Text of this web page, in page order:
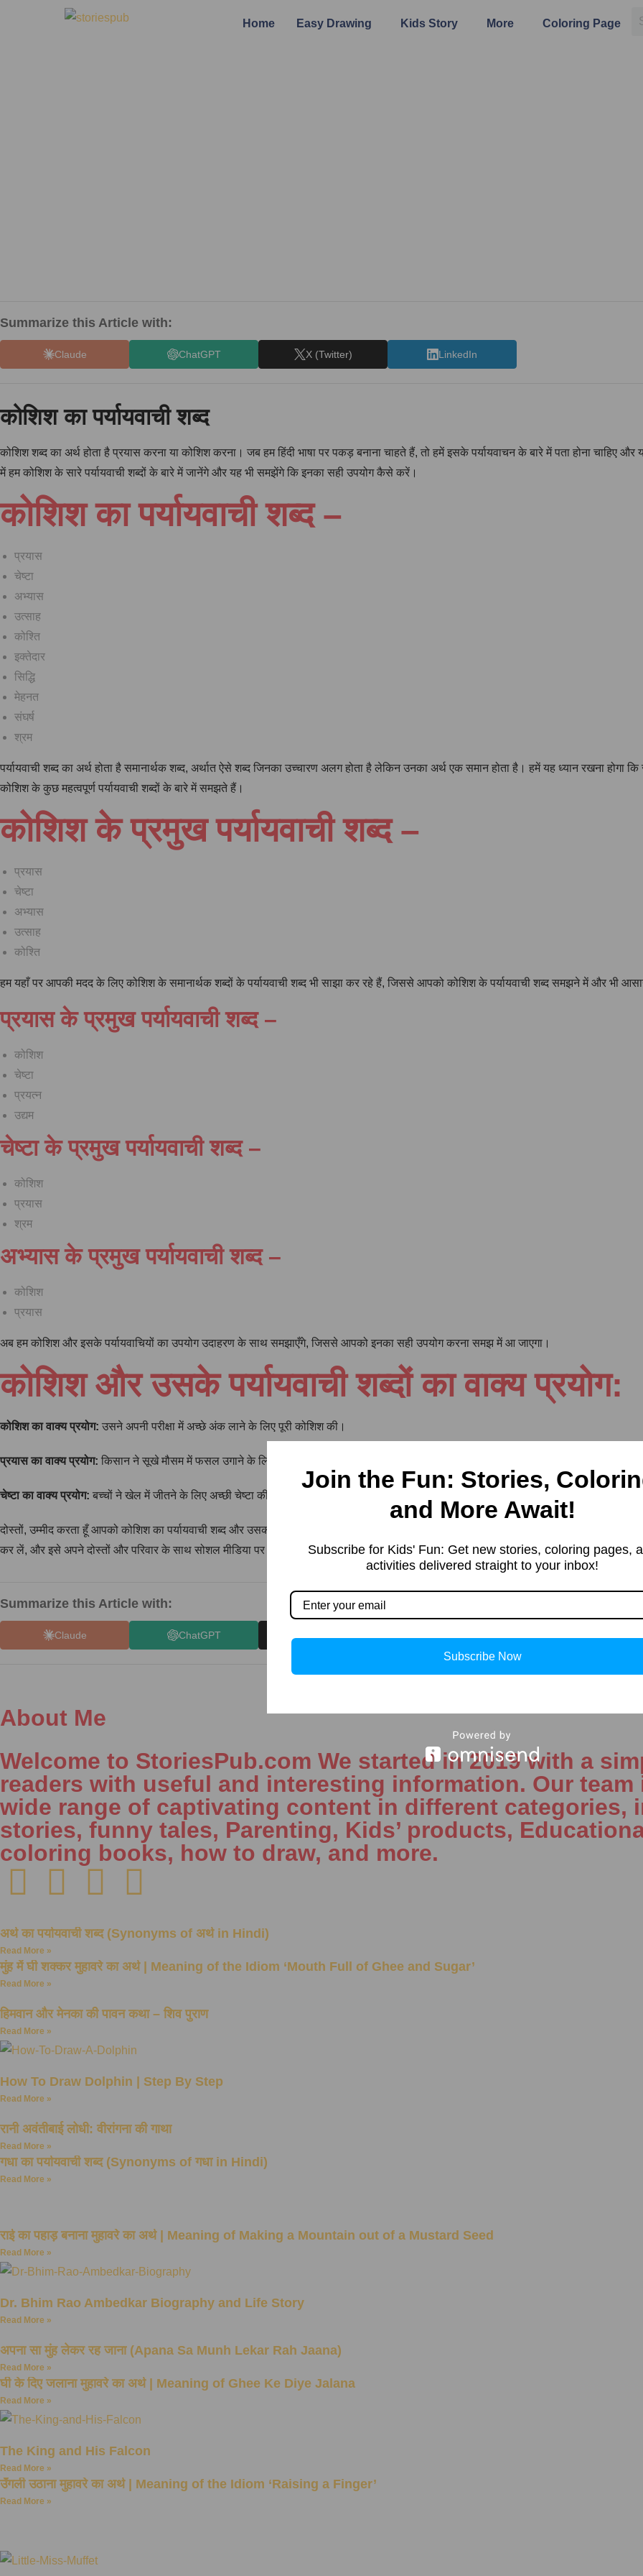
Home Easy Drawing Kids Story More Coloring Page
Summarize this Article with:
Claude ChatGPT X (Twitter) LinkedIn
कोशिश का पर्यायवाची शब्द
कोशिश शब्द का अर्थ होता है प्रयास करना या कोशिश करना। जब हम हिंदी भाषा पर पकड़ बनाना चाहते हैं, तो हमें इसके पर्यायवाचन के बारे में पता होना
में हम कोशिश के सारे पर्यायवाची शब्दों के बारे में जानेंगे और यह भी समझेंगे कि इनका सही उपयोग कैसे करें।
कोशिश का पर्यायवाची शब्द –
प्रयास
चेष्टा
अभ्यास
उत्साह
कोश्ति
इक्तेदार
सिद्धि
मेहनत
संघर्ष
श्रम
पर्यायवाची शब्द का अर्थ होता है समानार्थक शब्द, अर्थात ऐसे शब्द जिनका उच्चारण अलग होता है लेकिन उनका अर्थ एक समान होता है। हमें यह ध्यान रखना होगा
कोशिश के कुछ महत्वपूर्ण पर्यायवाची शब्दों के बारे में समझते हैं।
कोशिश के प्रमुख पर्यायवाची शब्द –
प्रयास
चेष्टा
अभ्यास
उत्साह
कोश्ति
हम यहाँ पर आपकी मदद के लिए कोशिश के समानार्थक शब्दों के पर्यायवाची शब्द भी साझा कर रहे हैं, जिससे आपको कोशिश के पर्यायवाची शब्द समझने में और भी
प्रयास के प्रमुख पर्यायवाची शब्द –
कोशिश
चेष्टा
प्रयत्न
उद्यम
चेष्टा के प्रमुख पर्यायवाची शब्द –
कोशिश
प्रयास
श्रम
अभ्यास के प्रमुख पर्यायवाची शब्द –
कोशिश
प्रयास
अब हम कोशिश और इसके पर्यायवाचियों का उपयोग उदाहरण के साथ समझाएँगे, जिससे आपको इनका सही उपयोग करना समझ में आ जाएगा।
कोशिश और उसके पर्यायवाची शब्दों का वाक्य प्रयोग:
कोशिश का वाक्य प्रयोग: उसने अपनी परीक्षा में अच्छे अंक लाने के लिए पूरी कोशिश की।
प्रयास का वाक्य प्रयोग: किसान ने सूखे मौसम में फसल उगाने के लिए बहुत प्रयास किया।
चेष्टा का वाक्य प्रयोग: बच्चों ने खेल में जीतने के लिए अच्छी चेष्टा की।
दोस्तों, उम्मीद करता हूँ आपको कोशिश का पर्यायवाची शब्द और उसका उपयोग अच्छे से समझ में आ गया होगा। अगर आपके कोई सवाल हो तो आप उन्हें कमेंट
कर लें, और इसे अपने दोस्तों और परिवार के साथ सोशल मीडिया पर भी साझा करें।
Summarize this Article with:
Claude ChatGPT
About Me
Welcome to StoriesPub.com We started in 2019 with a
readers with useful and interesting information. Our
wide range of captivating content in different categories,
stories, funny tales, Parenting, Kids’ products,
coloring books, how to draw, and more.
अर्थ का पर्यायवाची शब्द (Synonyms of अर्थ in Hindi)
Read More »
मुंह में घी शक्कर मुहावरे का अर्थ | Meaning of the Idiom ‘Mouth Full of Ghee and Sugar’
Read More »
हिमवान और मेनका की पावन कथा – शिव पुराण
Read More »
How To Draw Dolphin | Step By Step
Read More »
रानी अवंतीबाई लोधी: वीरांगना की गाथा
Read More »
गधा का पर्यायवाची शब्द (Synonyms of गधा in Hindi)
Read More »
राई का पहाड़ बनाना मुहावरे का अर्थ | Meaning of Making a Mountain out of a Mustard Seed
Read More »
Dr. Bhim Rao Ambedkar Biography and Life Story
Read More »
अपना सा मुंह लेकर रह जाना (Apana Sa Munh Lekar Rah Jaana)
Read More »
घी के दिए जलाना मुहावरे का अर्थ | Meaning of Ghee Ke Diye Jalana
Read More »
The King and His Falcon
Read More »
उँगली उठाना मुहावरे का अर्थ | Meaning of the Idiom ‘Raising a Finger’
Read More »
Join the Fun: Stories,
and More Await!
Subscribe for Kids' Fun: Get new stories, coloring pages,
activities delivered straight to your inbox!
Subscribe Now